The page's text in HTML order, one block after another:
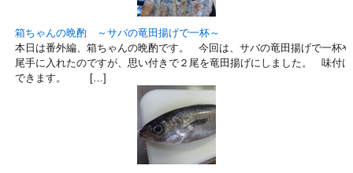
箱ちゃんの晩酌 ～サバの竜田揚げで一杯～
本日は番外編、箱ちゃんの晩酌です。 今回は、サバの竜田揚げで一杯
尾手に入れたのですが、思い付きで２尾を竜田揚げにしました。 味付
できます。 […]